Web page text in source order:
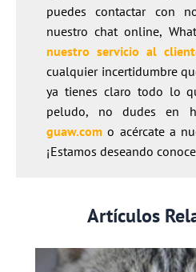
puedes contactar con
nuestro chat online,
nuestro servicio al
cualquier incertidumbre
ya tienes claro todo lo
peludo, no dudes en
guaw.com o acércate a
¡Estamos deseando
Artículos